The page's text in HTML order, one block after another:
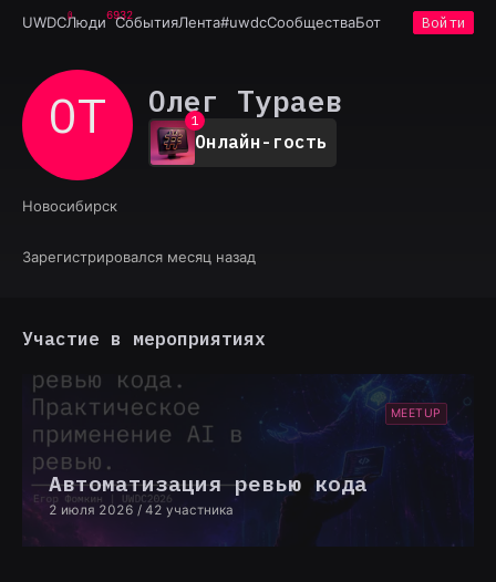
UWDCЛюди6932
СобытияЛента#uwdcСообществаБот Войти
ОТ Олег Тураев
0
1
2
3
7
Онлайн-гость
Новосибирск
Зарегистрировался месяц назад
Участие в мероприятиях
MEETUP
Автоматизация ревью кода
2 июля 2026 / 42 участника